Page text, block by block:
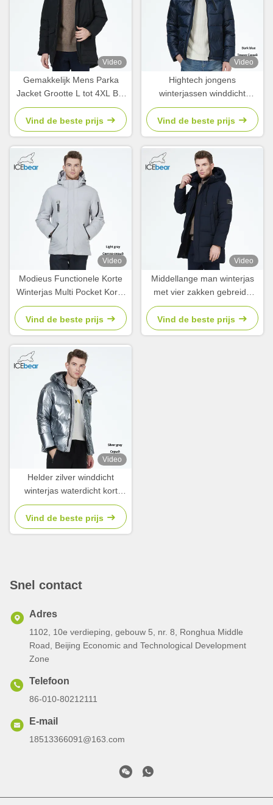
Video
Gemakkelijk Mens Parka
Jacket Grootte L tot 4XL Bio
Down Jacket Met Veel
Zakken
Vind de beste prijs
Video
Hightech jongens
winterjassen winddicht
oliebestendig waterdicht
winterjas
Vind de beste prijs
Video
Modieus Functionele Korte
Winterjas Multi Pocket Korte
Downjas Voor Mannen
Vind de beste prijs
Video
Middellange man winterjas
met vier zakken gebreide
manchet Warm waterdicht
jasje
Vind de beste prijs
Video
Helder zilver winddicht
winterjas waterdicht kort
dikke winterjas mens
glanzend stof
Vind de beste prijs
Snel contact
Adres
1102, 10e verdieping, gebouw 5, nr. 8, Ronghua Middle
Road, Beijing Economic and Technological Development
Zone
Telefoon
86-010-80212111
E-mail
18513366091@163.com